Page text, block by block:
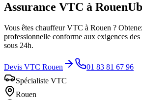
Assurance VTC à Rouen
Vous êtes chauffeur VTC à Rouen ?
professionnelle conforme aux exigences
sous 24h.
Devis VTC Rouen
01 83 81 67 96
Spécialiste VTC
Rouen